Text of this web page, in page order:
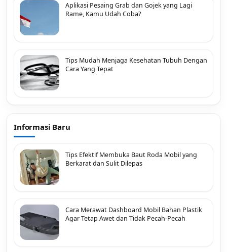
Aplikasi Pesaing Grab dan Gojek yang Lagi
Rame, Kamu Udah Coba?
Tips Mudah Menjaga Kesehatan Tubuh Dengan
Cara Yang Tepat
Informasi Baru
Tips Efektif Membuka Baut Roda Mobil yang
Berkarat dan Sulit Dilepas
Cara Merawat Dashboard Mobil Bahan Plastik
Agar Tetap Awet dan Tidak Pecah-Pecah